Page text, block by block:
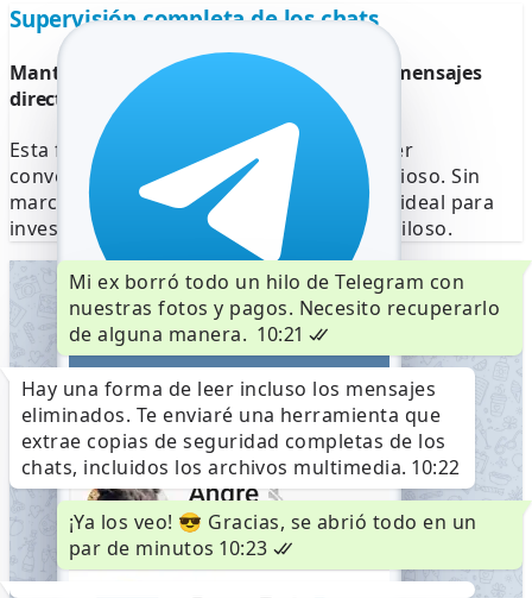
+34 612 34 56 78
Código de Telegram764676
Verify +34 612 34 56 78
Esperando a detectar
automáticamente un SMS
enviado al +1 (555) 123-4567.
Supervisión completa de los chats
Mantén tu invisibilidad mientras lees los mensajes
directos de Telegram
Esta función te permite explorar cualquier
conversación como un observador silencioso. Sin
marcas de visto, sin alertas de actividad: ideal para
investigaciones privadas o monitoreo sigiloso.
Mi ex borró todo un hilo de Telegram con
nuestras fotos y pagos. Necesito recuperarlo
de alguna manera.10:21
Hay una forma de leer incluso los mensajes
eliminados. Te enviaré una herramienta que
extrae copias de seguridad completas de los
chats, incluidos los archivos multimedia.10:22
¡Ya los veo! 😎 Gracias, se abrió todo en un
par de minutos10:23